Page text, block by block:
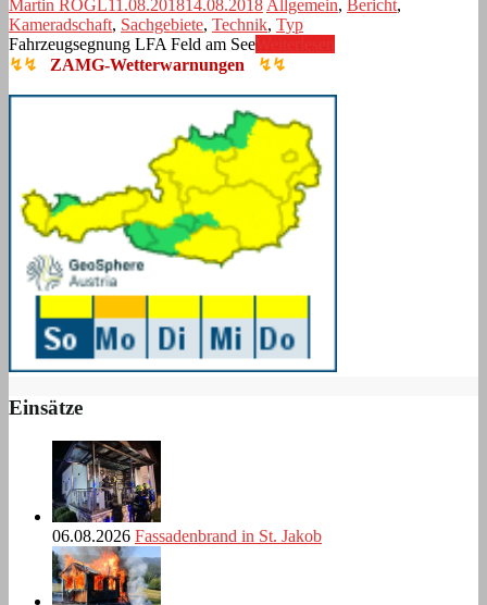
Martin ROGL11.08.201814.08.2018 Allgemein, Bericht,
Kameradschaft, Sachgebiete, Technik, Typ
Fahrzeugsegnung LFA Feld am See
↯↯
ZAMG-Wetterwarnungen ↯↯
Einsätze
06.08.2026 Fassadenbrand in St. Jakob